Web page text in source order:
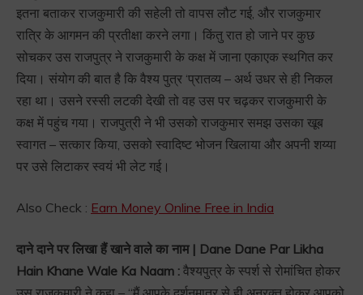
इतना बताकर राजकुमारी की सहेली तो वापस लौट गई, और राजकुमार
रात्रि के आगमन की प्रतीक्षा करने लगा। किंतु रात हो जाने पर कुछ
सोचकर उस राजपुत्र ने राजकुमारी के कक्ष में जाना एकाएक स्थगित कर
दिया। संयोग की बात है कि वैश्य पुत्र ‘प्रातव्य – अर्थ उधर से ही निकल
रहा था। उसने रस्सी लटकी देखी तो वह उस पर चढ़कर राजकुमारी के
कक्ष में पहुंच गया। राजपुत्री ने भी उसको राजकुमार समझ उसका खूब
स्वागत – सत्कार किया, उसको स्वादिष्ट भोजन खिलाया और अपनी शय्या
पर उसे लिटाकर स्वयं भी लेट गई।
Also Check : Earn Money Online Free in India
दाने दाने पर लिखा हैं खाने वाले का नाम | Dane Dane Par Likha
Hain Khane Wale Ka Naam : वैश्यपुत्र के स्पर्श से रोमांचित होकर